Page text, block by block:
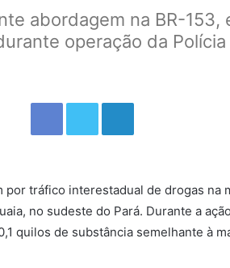
abordagem na BR-153,
operação da
FacebookTwitterLinkedin
tráfico interestadual de drogas na
no sudeste do Pará. Durante a
quilos de substância semelhante à